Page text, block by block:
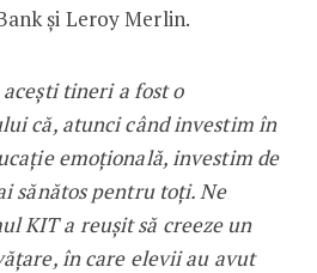
și Leroy Merlin.
tineri a fost o
că, atunci când investim în
emoțională, investim de
sănătos pentru toți. Ne
KIT a reușit să creeze un
în care elevii au avut